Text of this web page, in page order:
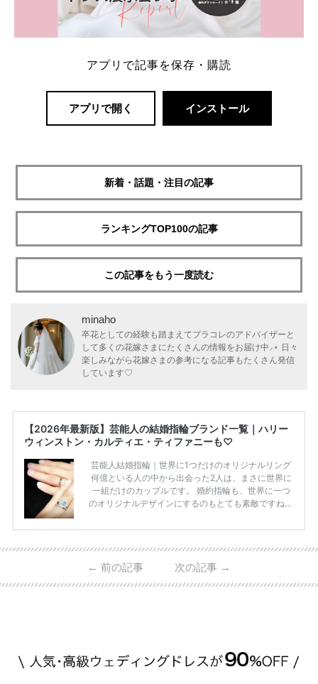
アプリで記事を保存・購読
アプリで開く インストール
新着・話題・注目の記事
ランキングTOP100の記事
この記事をもう一度読む
minaho
卒花としての経験も踏まえてプラコレのアドバイザーと
して多くの花嫁さまにたくさんの情報をお届け中⸝⋆ 日々
楽しみながら花嫁さまの参考になる記事もたくさん発信
しています♡
【2026年最新版】芸能人の結婚指輪ブランド一覧｜ハリー
ウィンストン・カルティエ・ティファニーも♡
芸能人結婚指輪｜世界に1つだけのオリジナルリング
何億といる人の中から出会った2人は、まさに世界に
一組だけのカップルです。 婚約指輪も、世界に一つ
のオリジナルデザインにするのもとても素敵ですね♡
のを形にするのも想い出になります。 上戸彩さん・H
HPより引用 2011年9月に結婚した女優の上戸彩さん
とEXILEのHIROさん。 上戸さんに贈った婚約指輪
← 前の記事 次の記事 →